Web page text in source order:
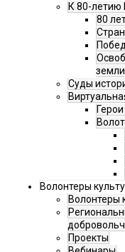
К 80-летию
80
земли
Суды
Волонтеры
Волонтеры
Проекты